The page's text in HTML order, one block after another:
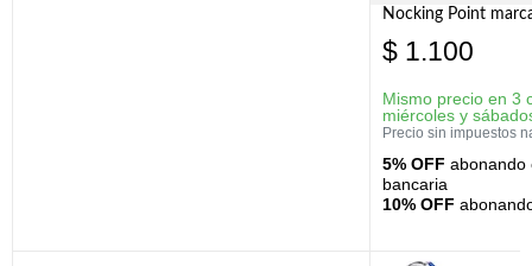
Nocking Point
$ 1.100
Mismo precio en 3
miércoles y
Precio sin impuestos
5% OFF abonando
bancaria
10% OFF